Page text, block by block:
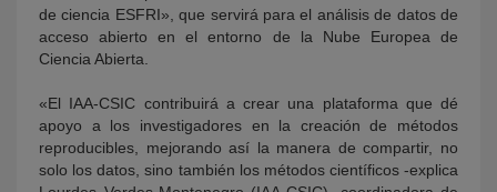
de ciencia ESFRI», que servirá para el análisis de datos de
acceso abierto en el entorno de la Nube Europea de
Ciencia Abierta.
«El IAA-CSIC contribuirá a crear una plataforma que dé
apoyo a los investigadores en la creación de métodos
reproducibles, mejorando así la manera de compartir, no
solo los datos, sino también los métodos científicos -explica